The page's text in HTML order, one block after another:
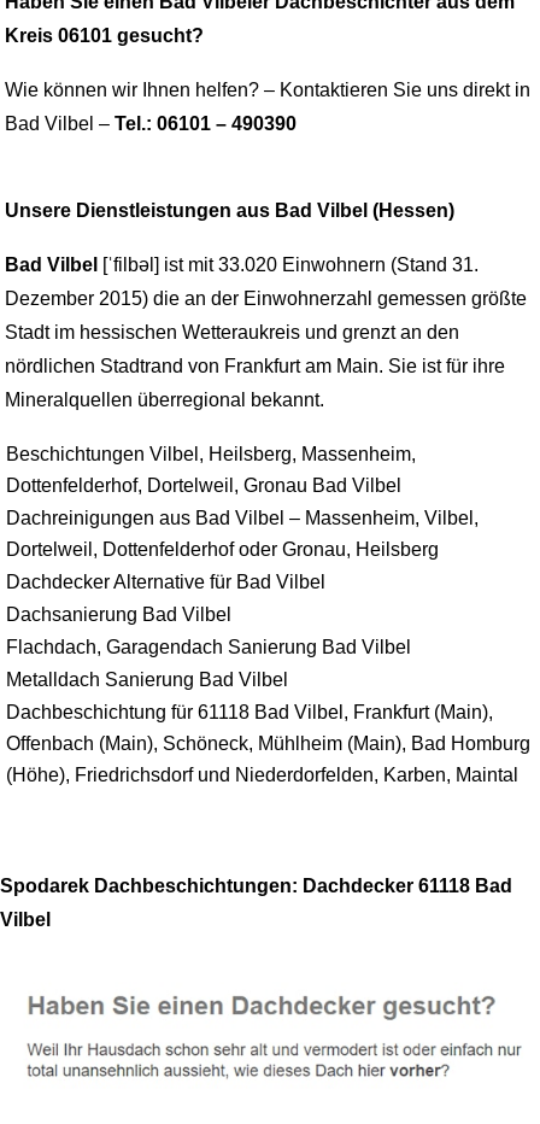
Kreis 06101 gesucht?
Wie können wir Ihnen helfen? – Kontaktieren Sie uns direkt in
Bad Vilbel – Tel.: 06101 – 490390
Unsere Dienstleistungen aus Bad Vilbel (Hessen)
Bad Vilbel [ˈfilbəl] ist mit 33.020 Einwohnern (Stand 31.
Dezember 2015) die an der Einwohnerzahl gemessen größte
Stadt im hessischen Wetteraukreis und grenzt an den
nördlichen Stadtrand von Frankfurt am Main. Sie ist für ihre
Mineralquellen überregional bekannt.
Beschichtungen Vilbel, Heilsberg, Massenheim,
Dottenfelderhof, Dortelweil, Gronau Bad Vilbel
Dachreinigungen aus Bad Vilbel – Massenheim, Vilbel,
Dortelweil, Dottenfelderhof oder Gronau, Heilsberg
Dachdecker Alternative für Bad Vilbel
Dachsanierung Bad Vilbel
Flachdach, Garagendach Sanierung Bad Vilbel
Metalldach Sanierung Bad Vilbel
Dachbeschichtung für 61118 Bad Vilbel, Frankfurt (Main),
Offenbach (Main), Schöneck, Mühlheim (Main), Bad Homburg
(Höhe), Friedrichsdorf und Niederdorfelden, Karben, Maintal
Spodarek Dachbeschichtungen: Dachdecker 61118 Bad
Vilbel